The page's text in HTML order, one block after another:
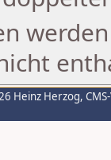
Heinz Herzog,